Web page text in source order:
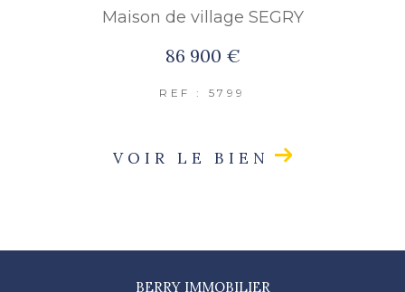
Maison de village SEGRY
86 900 €
REF : 5799
VOIR LE BIEN
BERRY IMMOBILIER